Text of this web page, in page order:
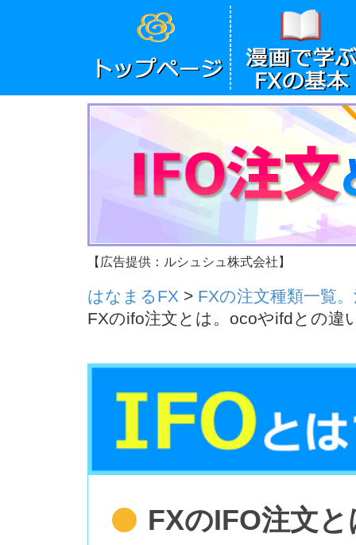
【広告提供：ルシュシュ株式会社】
はなまるFX > FXの注文種類一覧
FXのifo注文とは。ocoやifdとの
FXのIFO注文